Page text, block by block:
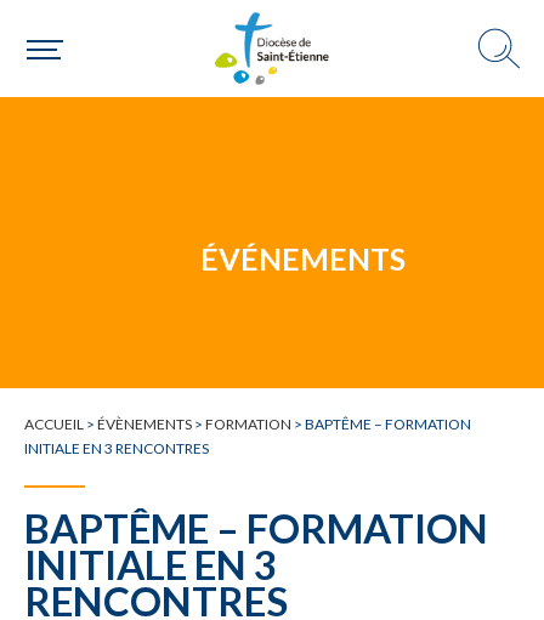
Une personne
Une commune
ÉVÉNEMENTS
ACCUEIL > ÉVÈNEMENTS > FORMATION > BAPTÊME – FORMATION
INITIALE EN 3 RENCONTRES
BAPTÊME – FORMATION
INITIALE EN 3
RENCONTRES